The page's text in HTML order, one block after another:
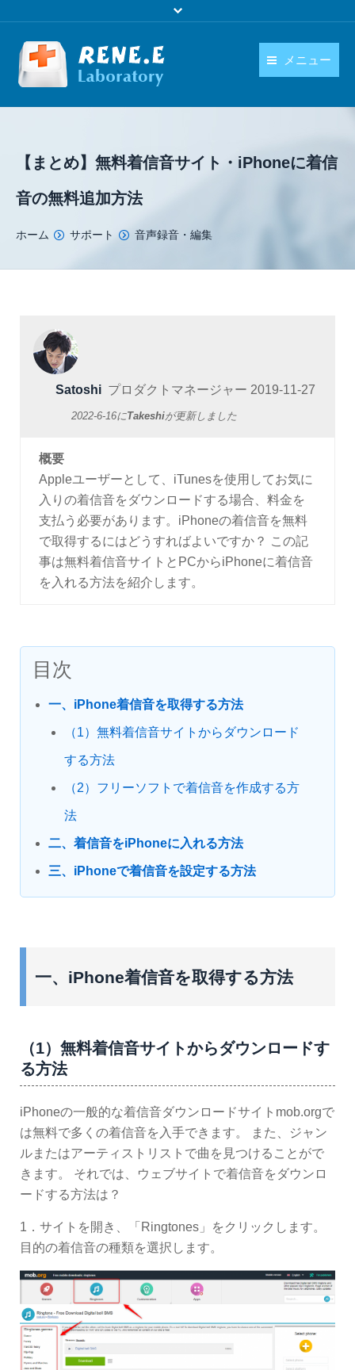
メニュー
日本語
【まとめ】無料着信音サイト・iPhoneに着信
音の無料追加方法
You are here:
ホーム サポート 音声録音・編集
Satoshi プロダクトマネージャー 2019-11-27
2022-6-16にTakeshiが更新しました
概要
Appleユーザーとして、iTunesを使用してお気に
入りの着信音をダウンロードする場合、料金を
支払う必要があります。iPhoneの着信音を無料
で取得するにはどうすればよいですか？ この記
事は無料着信音サイトとPCからiPhoneに着信音
を入れる方法を紹介します。
目次
一、iPhone着信音を取得する方法
（1）無料着信音サイトからダウンロード
する方法
（2）フリーソフトで着信音を作成する方
法
二、着信音をiPhoneに入れる方法
三、iPhoneで着信音を設定する方法
一、iPhone着信音を取得する方法
（1）無料着信音サイトからダウンロードす
る方法
iPhoneの一般的な着信音ダウンロードサイトmob.orgで
は無料で多くの着信音を入手できます。 また、ジャン
ルまたはアーティストリストで曲を見つけることがで
きます。 それでは、ウェブサイトで着信音をダウンロ
ードする方法は？
1．サイトを開き、「Ringtones」をクリックします。
目的の着信音の種類を選択します。